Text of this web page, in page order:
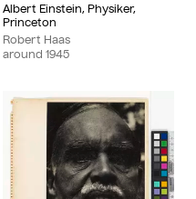
Albert Einstein, Physiker,
Princeton
Robert Haas
around 1945